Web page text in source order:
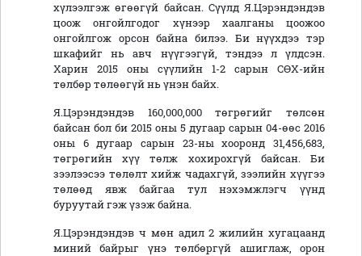
хүлээлгэж өгөөгүй байсан. Сүүлд Я.Цэрэндэндэв
цоож онгойлгодог хүнээр хаалганы цоожоо
онгойлгож орсон байна билээ. Би нүүхдээ тэр
шкафийг нь авч нүүгээгүй, тэндээ л үлдсэн.
Харин 2015 оны сүүлийн 1-2 сарын СӨХ-ийн
төлбөр төлөөгүй нь үнэн байх.
Я.Цэрэндэндэв 160,000,000 төгрөгийг төлсөн
байсан бол би 2015 оны 5 дугаар сарын 04-өөс 2016
оны 6 дугаар сарын 23-ны хооронд 31,456,683,
төгрөгийн хүү төлж хохирохгүй байсан. Би
зээлээсээ төлөлт хийж чадахгүй, зээлийн хүүгээ
төлөөд явж байгаа тул нэхэмжлэгч үүнд
буруутай гэж үзэж байна.
Я.Цэрэндэндэв ч мөн адил 2 жилийн хугацаанд
миний байрыг үнэ төлбөргүй ашиглаж, орон